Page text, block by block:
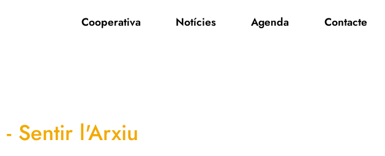
Cooperativa Notícies Agenda Contacte
- Sentir l'Arxiu